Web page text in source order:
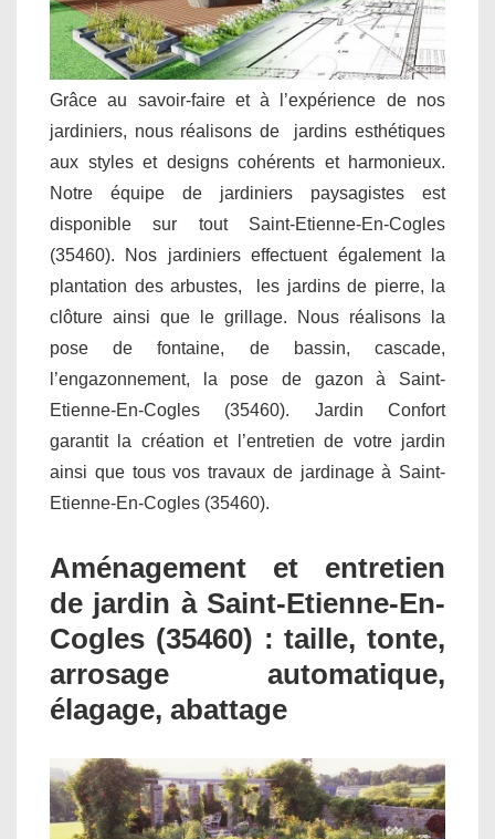
Grâce au savoir-faire et à l’expérience de nos
jardiniers, nous réalisons de jardins esthétiques
aux styles et designs cohérents et harmonieux.
Notre équipe de jardiniers paysagistes est
disponible sur tout Saint-Etienne-En-Cogles
(35460). Nos jardiniers effectuent également la
plantation des arbustes, les jardins de pierre, la
clôture ainsi que le grillage. Nous réalisons la
pose de fontaine, de bassin, cascade,
l’engazonnement, la pose de gazon à Saint-
Etienne-En-Cogles (35460). Jardin Confort
garantit la création et l’entretien de votre jardin
ainsi que tous vos travaux de jardinage à Saint-
Etienne-En-Cogles (35460).
Aménagement et entretien
de jardin à Saint-Etienne-En-
Cogles (35460) : taille, tonte,
arrosage automatique,
élagage, abattage